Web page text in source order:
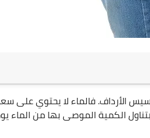
الأرداف. فالماء لا يحتوي على
الكمية الموصى بها من الماء